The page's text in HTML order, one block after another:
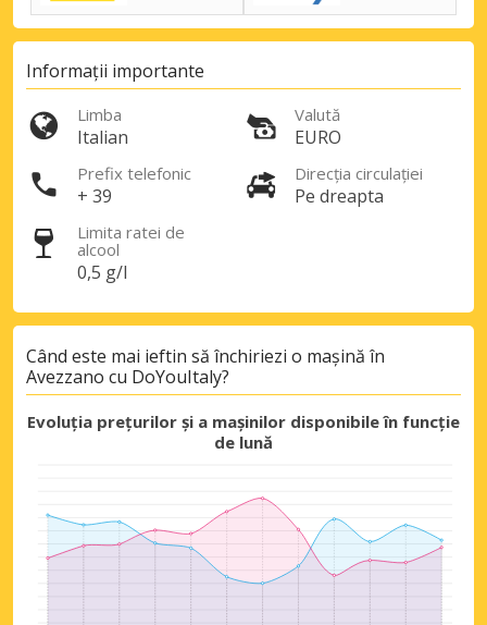
Informații importante
Limba
Italian
Valută
EURO
Prefix telefonic
+ 39
Direcția circulației
Pe dreapta
Limita ratei de
alcool
0,5 g/l
Când este mai ieftin să închiriezi o mașină în
Avezzano cu DoYouItaly?
Evoluția prețurilor și a mașinilor disponibile în funcție
de lună